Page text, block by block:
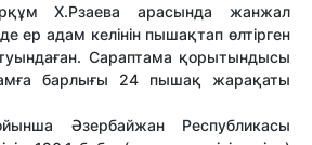
Х.Рзаева арасында жанжал
ер адам келінін пышақтап өлтірген
туындаған. Сараптама қорытындысы
барлығы 24 пышақ жарақаты
Әзербайжан Республикасы